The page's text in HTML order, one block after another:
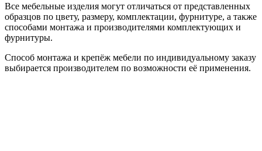
Все мебельные изделия могут отличаться от представленных
образцов по цвету, размеру, комплектации, фурнитуре, а также
способами монтажа и производителями комплектующих и
фурнитуры.
Способ монтажа и крепёж мебели по индивидуальному заказу
выбирается производителем по возможности её применения.